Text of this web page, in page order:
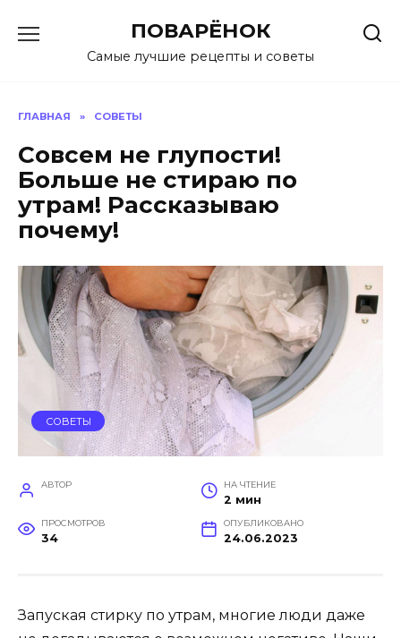
содержанию
ПОВАРЁНОК
Самые лучшие рецепты и советы
ГЛАВНАЯ » СОВЕТЫ
Совсем не глупости!
Больше не стираю по
утрам! Рассказываю
почему!
СОВЕТЫ
АВТОР НА ЧТЕНИЕ
2 мин
ПРОСМОТРОВ
34
ОПУБЛИКОВАНО
24.06.2023
Запуская стирку по утрам, многие люди даже